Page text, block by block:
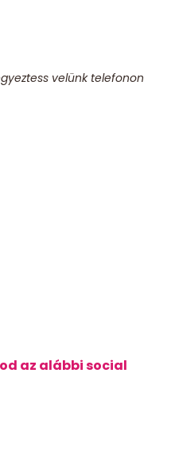
velünk telefonon
az alábbi social